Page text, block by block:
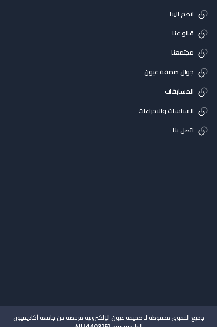
انضم الينا
قالو عنا
مجتمعنا
جوال صحيفة عيون
المسابقات
السياسات والاجراءات
اتصل بنا
جميع الحقوق محفوظة لـ صحيفة عيون الإلكترونية مرخصة من جامعة أكاديميون